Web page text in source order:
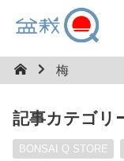
梅
記事カテゴリ
BONSAI Q STORE